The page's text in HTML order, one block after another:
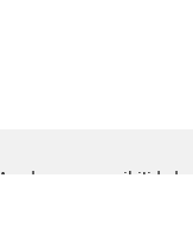
Ayuda para accesibilidad